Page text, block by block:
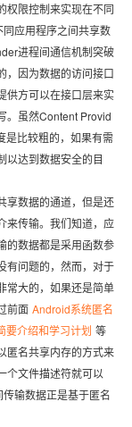
权限控制来实现在不同
应用程序之间共享数
进程间通信机制突破
，因为数据的访问接口
供方可以在接口层来实
。虽然Content Provid
是比较粗的，如果有需
以达到数据安全的目
数据的通道，但是还
来传输。我们知道，应
的数据都是采用函数参
有问题的，然而，对于
常大的，如果还是简单
前面 Android系统匿名
要介绍和学习计划 等
匿名共享内存的方式来
个文件描述符就可以
输数据正是基于匿名